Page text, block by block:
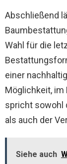
Abschließend
Wahl für die
einer
Möglichkeit, im
spricht sowohl
als auch der
Siehe auch